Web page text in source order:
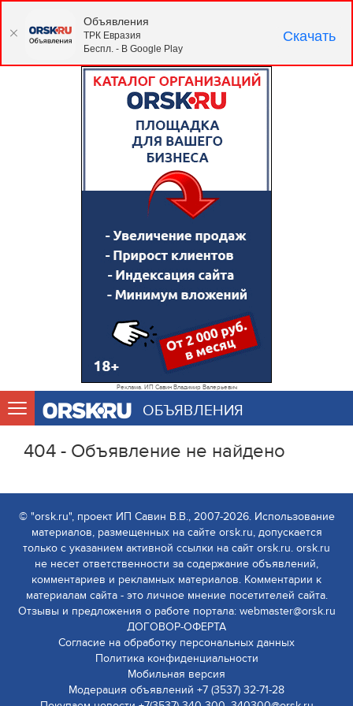
Реклама. ИП Савин Владимир Валерьевич
ОБЪЯВЛЕНИЯ
404 - Объявление не найдено
© "orsk.ru", проект ИП Савин В.В., 2007-2026. Использование
материалов, размещенных на сайте orsk.ru, допускается
только с указанием активной ссылки на сайт orsk.ru. orsk.ru
не несет ответственности за содержание объявлений,
комментариев и рекламных материалов. Комментарии к
материалам сайта - это личное мнение посетителей сайта.
Отзывы и предложения о работе портала: webmaster@orsk.ru
ДОГОВОР-ОФЕРТА
Согласие на обработку персональных данных
Политика конфиденциальности
Мобильная версия
Модерация объявлений +7 (3537) 32-71-28
Объявления
ТРК Евразия
Беспл. - В Google Play
Скачать